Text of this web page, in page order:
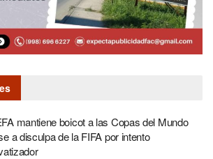
mantiene boicot a las Copas del Mundo
a disculpa de la FIFA por intento